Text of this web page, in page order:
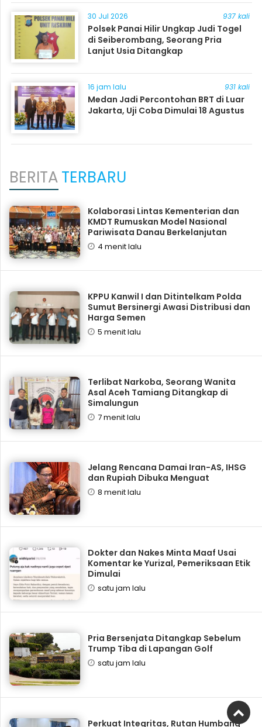
30 Jul 2026 937 kali
Polsek Panai Hilir Ungkap Judi Togel
di Seiberombang, Seorang Pria
Lanjut Usia Ditangkap
16 jam lalu 931 kali
Medan Jadi Percontohan BRT di Luar
Jakarta, Uji Coba Dimulai 18 Agustus
BERITATERBARU
Kolaborasi Lintas Kementerian dan
KMDT Rumuskan Model Nasional
Pariwisata Danau Berkelanjutan
4 menit lalu
KPPU Kanwil I dan Ditintelkam Polda
Sumut Bersinergi Awasi Distribusi dan
Harga Semen
5 menit lalu
Terlibat Narkoba, Seorang Wanita
Asal Aceh Tamiang Ditangkap di
Simalungun
7 menit lalu
Jelang Rencana Damai Iran-AS, IHSG
dan Rupiah Dibuka Menguat
8 menit lalu
Dokter dan Nakes Minta Maaf Usai
Komentar ke Yurizal, Pemeriksaan Etik
Dimulai
satu jam lalu
Pria Bersenjata Ditangkap Sebelum
Trump Tiba di Lapangan Golf
satu jam lalu
Perkuat Integritas, Rutan Humbang